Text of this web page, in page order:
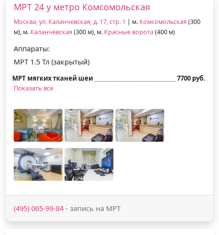
МРТ 24 у метро Комсомольская
Москва, ул. Каланчевская, д. 17, стр. 1 | м. Комсомольская (300
м), м. Каланчёвская (300 м), м. Красные ворота (400 м)
Аппараты:
МРТ 1.5 Тл (закрытый)
МРТ мягких тканей шеи
7700 руб.
Показать все
(495) 065-99-84 - запись на МРТ